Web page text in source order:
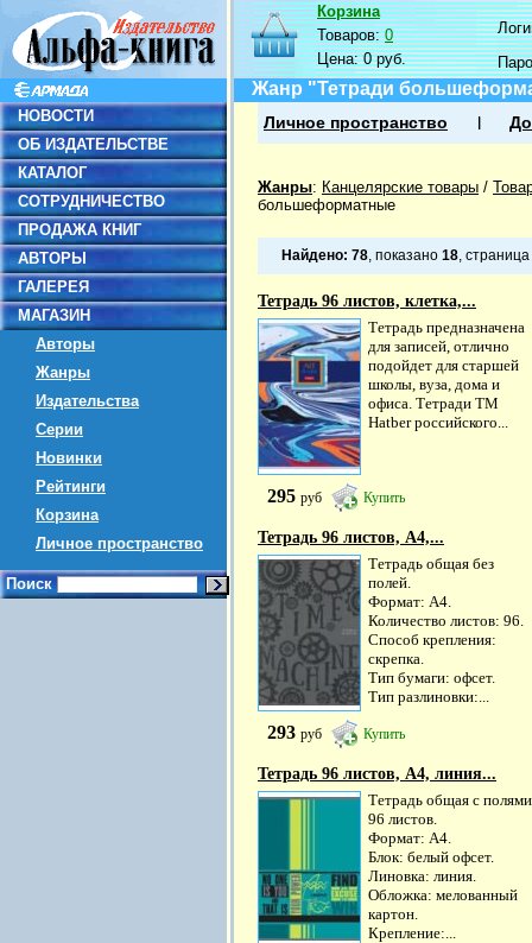
НОВОСТИ
ОБ ИЗДАТЕЛЬСТВЕ
КАТАЛОГ
СОТРУДНИЧЕСТВО
ПРОДАЖА КНИГ
АВТОРЫ
ГАЛЕРЕЯ
МАГАЗИН
Авторы
Жанры
Издательства
Серии
Новинки
Рейтинги
Корзина
Личное пространство
Поиск
Корзина
Товаров:0
Цена:0 руб.
Жанр "Тетради
Личное пространство
Жанры: Канцелярские товары /
большеформатные
Найдено: 78, показано 18, страница
Тетрадь 96 листов, клетка,...
Тетрадь предназначена
для записей, отлично
подойдет для старшей
школы, вуза, дома и
офиса. Тетради ТМ
Hatber российского...
295 руб Купить
Тетрадь 96 листов, А4,...
Тетрадь общая без
полей.
Формат: А4.
Количество листов: 96.
Способ крепления:
скрепка.
Тип бумаги: офсет.
Тип разлиновки:...
293 руб Купить
Тетрадь 96 листов, А4, линия...
Тетрадь общая с
96 листов.
Формат: А4.
Блок: белый офсет.
Линовка: линия.
Обложка: мелованный
картон.
Крепление:...